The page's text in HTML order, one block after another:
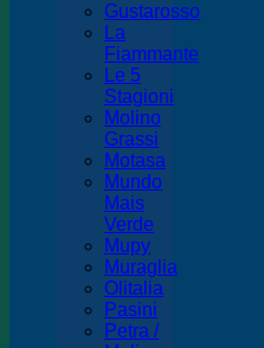
Gustarosso
La
Fiammante
Le 5
Stagioni
Molino
Grassi
Motasa
Mundo
Mais
Verde
Mupy
Muraglia
Olitalia
Pasini
Petra /